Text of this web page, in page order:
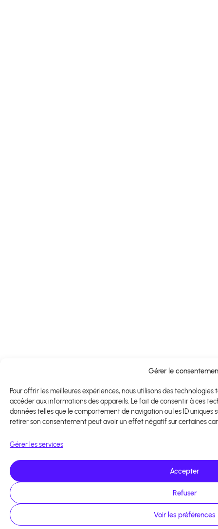
Gérer le
Pour offrir les meilleures expériences, nous utilisons des
accéder aux informations des appareils. Le fait de consentir à ces
données telles que le comportement de navigation ou les ID uniques
retirer son consentement peut avoir un effet négatif sur certaines
Gérer les services
Accepter
Refuser
Voir les préférences